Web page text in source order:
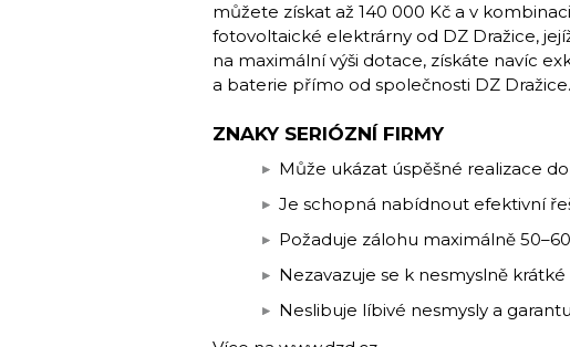
můžete získat až 140 000 Kč a v
fotovoltaické elektrárny od DZ ­Dražice,
na maximální výši dotace, získáte navíc
a baterie přímo od společnosti DZ Dražice.
ZNAKY SERIÓZNÍ FIRMY
Může ukázat úspěšné realizace
Je schopná nabídnout efektivní
Požaduje zálohu maximálně
Nezavazuje se k nesmyslně
Neslibuje líbivé nesmysly a